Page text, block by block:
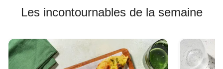
Les incontournables de la semaine